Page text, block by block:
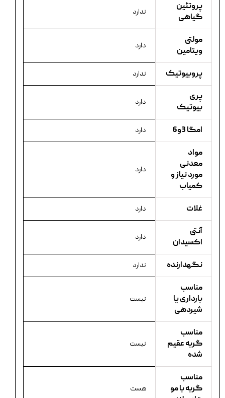
پروتئین
گیاهی
ندارد
مولتی
ویتامین
دارد
پروبیوتیک ندارد
پری
بیوتیک
دارد
امگا 3و6 دارد
مواد
معدنی
مورد نیاز و
کمیاب
دارد
غلات دارد
آنتی
اکسیدان
دارد
نگهدارنده ندارد
مناسب
بارداری یا
شیردهی
نیست
مناسب
گربه عقیم
شده
نیست
مناسب
گربه با مو
هست